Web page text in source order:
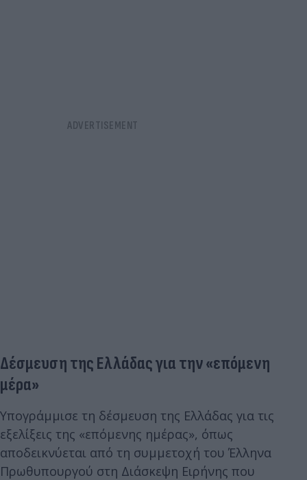
Δέσμευση της Ελλάδας για την «επόμενη
μέρα»
Υπογράμμισε τη δέσμευση της Ελλάδας για τις
εξελίξεις της «επόμενης ημέρας», όπως
αποδεικνύεται από τη συμμετοχή του Έλληνα
Πρωθυπουργού στη Διάσκεψη Ειρήνης που